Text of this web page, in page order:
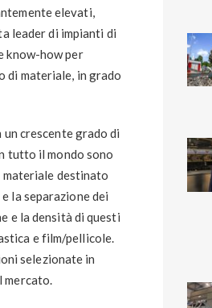
elevati,
leader di impianti di
know-how per
di materiale, in grado
crescente grado di
tutto il mondo sono
destinato
la separazione dei
e la densità di questi
e film/pellicole.
selezionate in